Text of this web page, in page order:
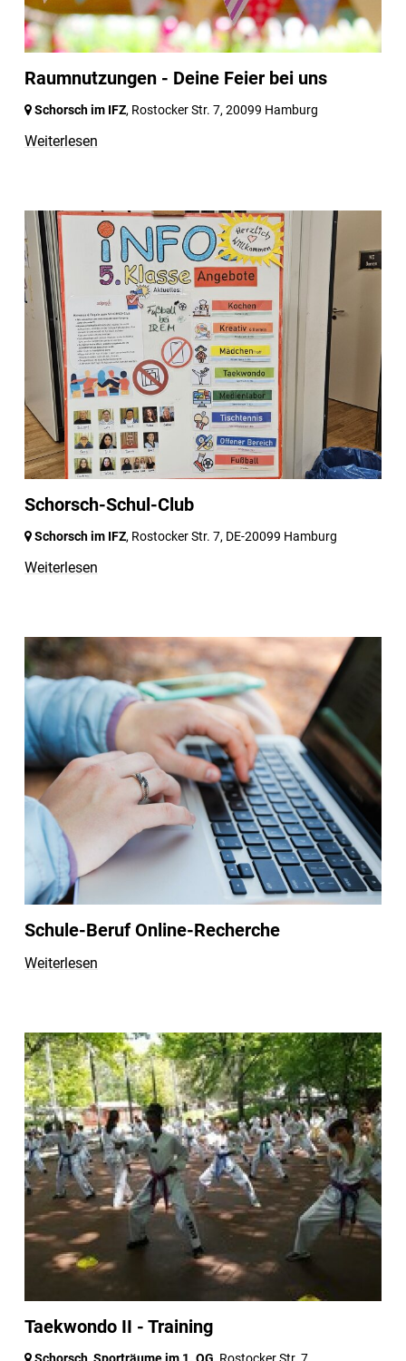
Raumnutzungen - Deine Feier bei uns
Schorsch im IFZ, Rostocker Str. 7, 20099 Hamburg
Weiterlesen
Schorsch-Schul-Club
Schorsch im IFZ, Rostocker Str. 7, DE-20099 Hamburg
Weiterlesen
Schule-Beruf Online-Recherche
Weiterlesen
Taekwondo II - Training